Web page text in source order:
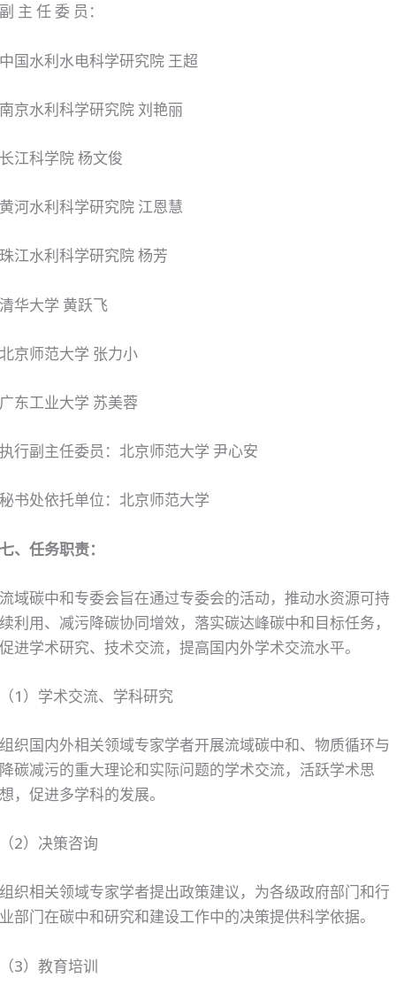
副 主 任 委 员：
中国水利水电科学研究院 王超
南京水利科学研究院 刘艳丽
长江科学院 杨文俊
黄河水利科学研究院 江恩慧
珠江水利科学研究院 杨芳
清华大学 黄跃飞
北京师范大学 张力小
广东工业大学 苏美蓉
执行副主任委员：北京师范大学 尹心安
秘书处依托单位：北京师范大学
七、任务职责：
流域碳中和专委会旨在通过专委会的活动，推动水资源可持
续利用、减污降碳协同增效，落实碳达峰碳中和目标任务，
促进学术研究、技术交流，提高国内外学术交流水平。
（1）学术交流、学科研究
组织国内外相关领域专家学者开展流域碳中和、物质循环与
降碳减污的重大理论和实际问题的学术交流，活跃学术思
想，促进多学科的发展。
（2）决策咨询
组织相关领域专家学者提出政策建议，为各级政府部门和行
业部门在碳中和研究和建设工作中的决策提供科学依据。
（3）教育培训